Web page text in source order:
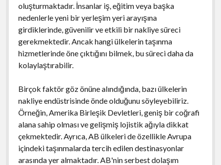
oluşturmaktadır. İnsanlar iş, eğitim veya başka
nedenlerle yeni bir yerleşim yeri arayışına
girdiklerinde, güvenilir ve etkili bir nakliye süreci
gerekmektedir. Ancak hangi ülkelerin taşınma
hizmetlerinde öne çıktığını bilmek, bu süreci daha da
kolaylaştırabilir.
Birçok faktör göz önüne alındığında, bazı ülkelerin
nakliye endüstrisinde önde olduğunu söyleyebiliriz.
Örneğin, Amerika Birleşik Devletleri, geniş bir coğrafi
alana sahip olması ve gelişmiş lojistik ağıyla dikkat
çekmektedir. Ayrıca, AB ülkeleri de özellikle Avrupa
içindeki taşınmalarda tercih edilen destinasyonlar
arasında yer almaktadır. AB'nin serbest dolaşım